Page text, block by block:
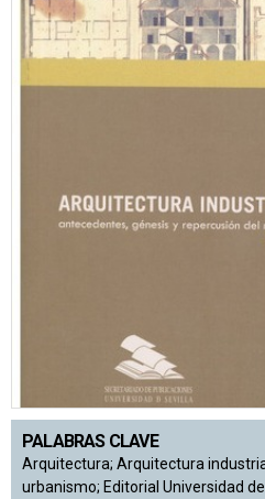
PALABRAS CLAVE
Arquitectura; Arquitectura
urbanismo; Editorial Universidad